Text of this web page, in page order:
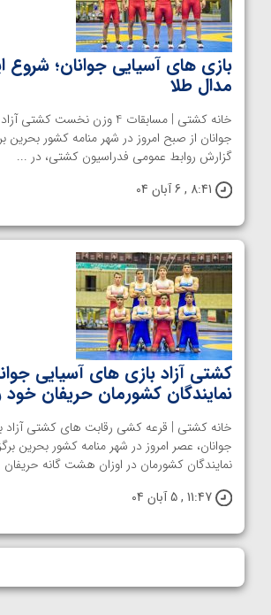
بازی های آسیایی جوانان؛ شروع
مدال طلا
خانه کشتی | مسابقات 4 وزن نخست
جوانان از صبح امروز در شهر منامه کشور بحرین
گزارش روابط عمومی فدراسیون کشتی، در ...
8:41 , 6 آبان 04
کشتی آزاد بازی های آسیایی
نمایندگان کشورمان حریفان خود
خانه کشتی | قرعه کشی رقابت های کشتی آزاد
جوانان، عصر امروز در شهر منامه کشور بحرین
نمایندگان کشورمان در اوزان هشت گانه
11:47 , 5 آبان 04